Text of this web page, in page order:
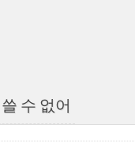
수 없어